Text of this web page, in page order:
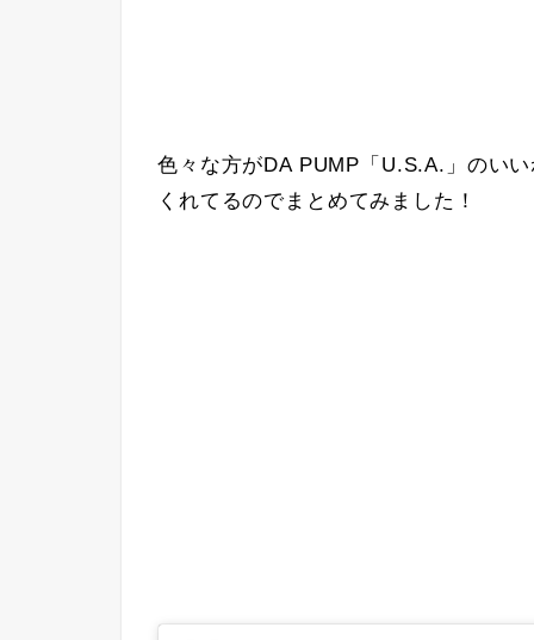
色々な方がDA PUMP「U.S.A.」のい
くれてるのでまとめてみました！